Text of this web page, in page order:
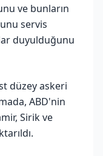
ve bunların
servis
duyulduğunu
düzey askeri
ABD'nin
Sirik ve